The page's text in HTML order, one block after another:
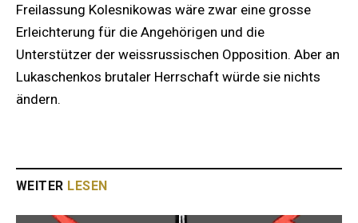
Freilassung Kolesnikowas wäre zwar eine grosse
Erleichterung für die Angehörigen und die
Unterstützer der weissrussischen Opposition. Aber an
Lukaschenkos brutaler Herrschaft würde sie nichts
ändern.
WEITER LESEN